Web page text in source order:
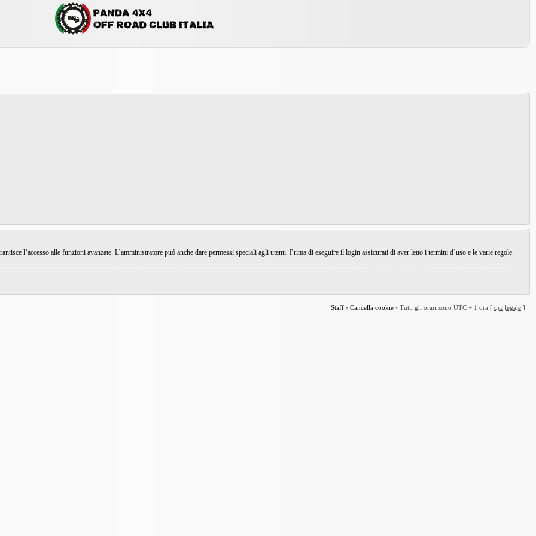
l’accesso alle funzioni avanzate. L’amministratore puó anche dare permessi speciali agli utenti. Prima di eseguire il login assicurati di aver letto i termini d’uso e le varie regole.
Staff • Cancella cookie • Tutti gli orari sono UTC + 1 ora [ ora legale ]